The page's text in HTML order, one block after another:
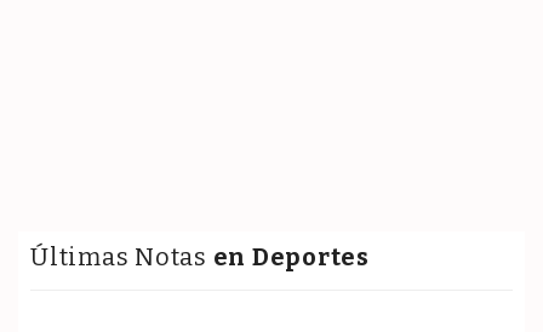
Últimas Notas en Deportes